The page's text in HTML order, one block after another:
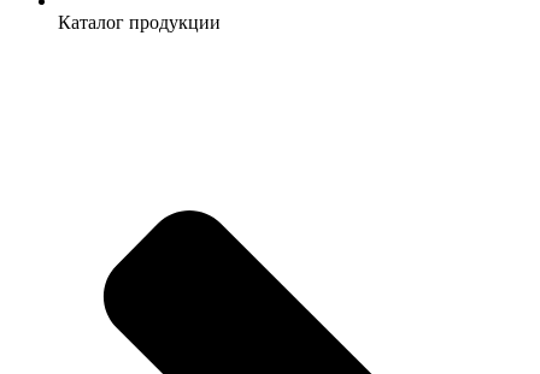
Каталог продукции